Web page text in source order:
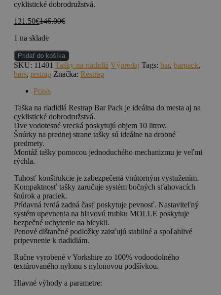
cyklistické dobrodružstvá.
131.50€146.00€
1 na sklade
množstvo
RESTRAP
Bar
Bag
Pridať do košíka
SKU: 11401 Tašky na riadidlá Výpredaj Tags: bar, barpack,
bars, restrap Značka: Restrap
Popis
Taška na riadidlá Restrap Bar Pack je ideálna do mesta aj na
cyklistické dobrodružstvá.
Dve vodotesné vrecká poskytujú objem 10 litrov.
Šnúrky na prednej strane tašky sú ideálne na drobné
predmety.
Montáž tašky pomocou jednoduchého mechanizmu je veľmi
rýchla.
Tuhosť konštrukcie je zabezpečená vnútorným vystužením.
Kompaktnosť tašky zaručuje systém bočných sťahovacích
šnúrok a praciek.
Prídavná tvrdá zadná časť poskytuje pevnosť. Nastaviteľný
systém upevnenia na hlavovú trubku MOLLE poskytuje
bezpečné uchytenie na bicykli.
Penové dištančné podložky zaisťujú stabilné a spoľahlivé
pripevnenie k riadidlám.
Ručne vyrobené v Yorkshire zo 100% vodoodolného
textúrovaného nylonu s nylonovou podšívkou.
Hlavné výhody a parametre: